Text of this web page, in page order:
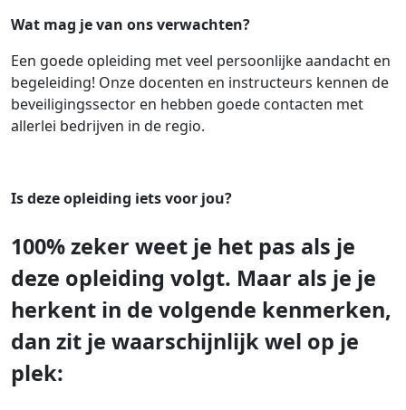
Wat mag je van ons verwachten?
Een goede opleiding met veel persoonlijke aandacht en
begeleiding! Onze docenten en instructeurs kennen de
beveiligingssector en hebben goede contacten met
allerlei bedrijven in de regio.
Is deze opleiding iets voor jou?
100% zeker weet je het pas als je
deze opleiding volgt. Maar als je je
herkent in de volgende kenmerken,
dan zit je waarschijnlijk wel op je
plek: